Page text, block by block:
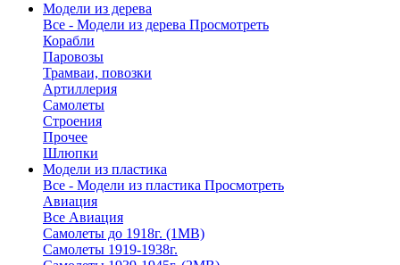
Модели из дерева
Все - Модели из дерева Просмотреть
Корабли
Паровозы
Трамваи, повозки
Артиллерия
Самолеты
Строения
Прочее
Шлюпки
Модели из пластика
Все - Модели из пластика Просмотреть
Авиация
Все Авиация
Самолеты до 1918г. (1МВ)
Самолеты 1919-1938г.